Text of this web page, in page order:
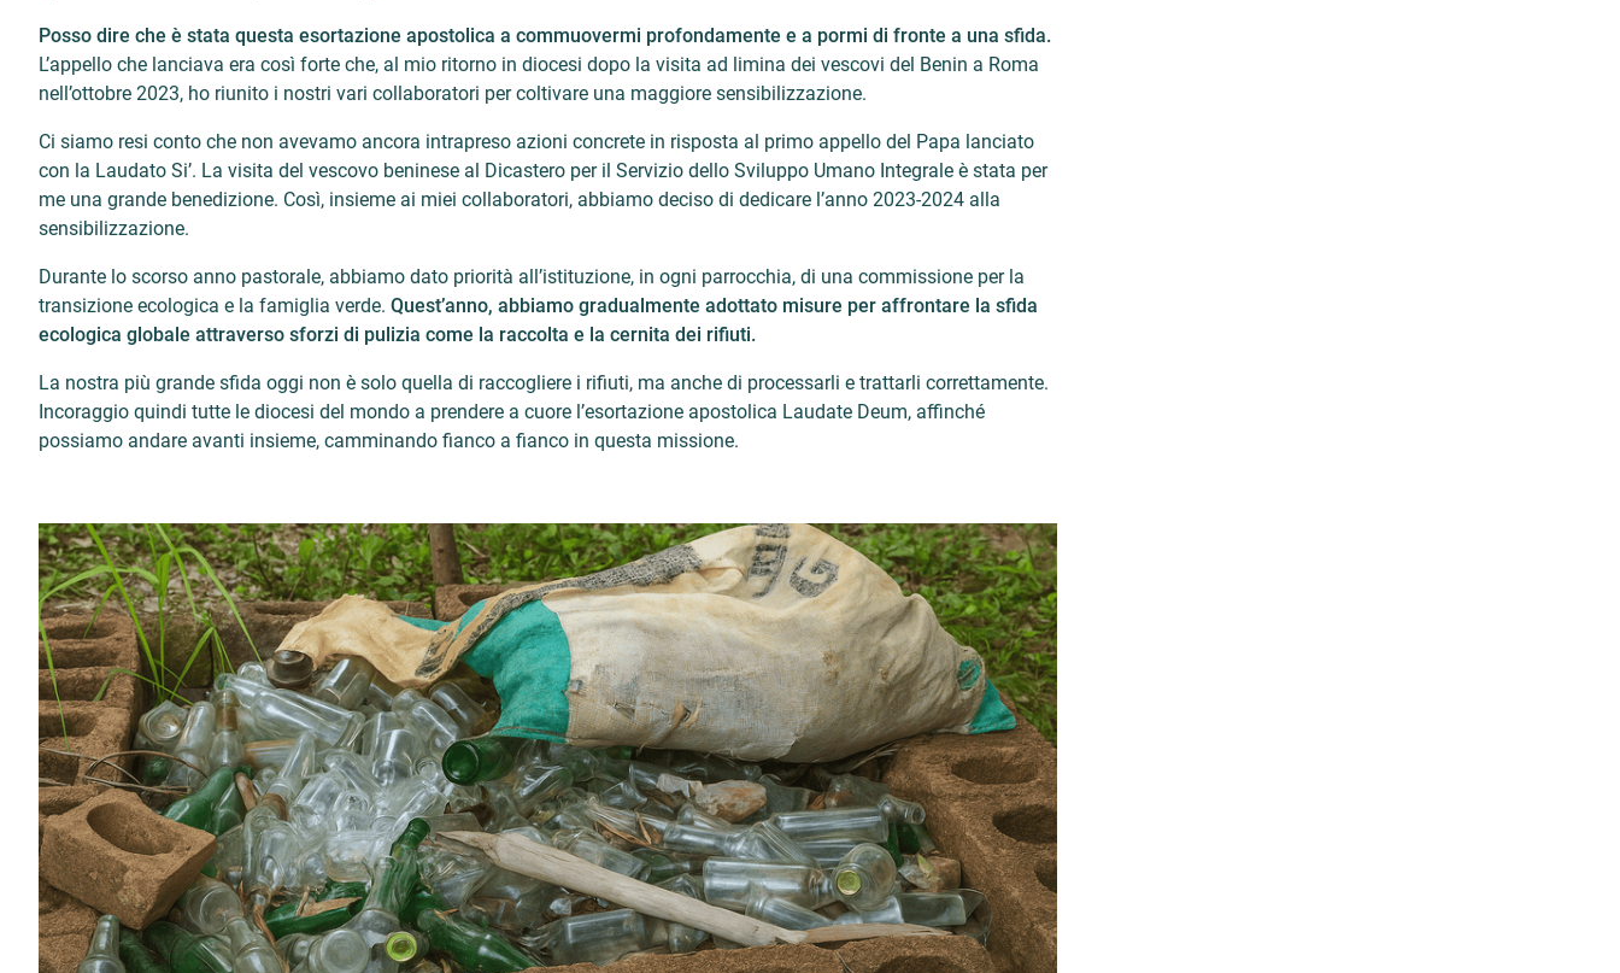
Posso dire che è stata questa esortazione apostolica a commuovermi profondamente e a pormi di fronte a una sfida.
L’appello che lanciava era così forte che, al mio ritorno in diocesi dopo la visita ad limina dei vescovi del Benin a Roma
nell’ottobre 2023, ho riunito i nostri vari collaboratori per coltivare una maggiore sensibilizzazione.
Ci siamo resi conto che non avevamo ancora intrapreso azioni concrete in risposta al primo appello del Papa lanciato
con la Laudato Si’. La visita del vescovo beninese al Dicastero per il Servizio dello Sviluppo Umano Integrale è stata per
me una grande benedizione. Così, insieme ai miei collaboratori, abbiamo deciso di dedicare l’anno 2023-2024 alla
sensibilizzazione.
Durante lo scorso anno pastorale, abbiamo dato priorità all’istituzione, in ogni parrocchia, di una commissione per la
transizione ecologica e la famiglia verde. Quest’anno, abbiamo gradualmente adottato misure per affrontare la sfida
ecologica globale attraverso sforzi di pulizia come la raccolta e la cernita dei rifiuti.
La nostra più grande sfida oggi non è solo quella di raccogliere i rifiuti, ma anche di processarli e trattarli correttamente.
Incoraggio quindi tutte le diocesi del mondo a prendere a cuore l’esortazione apostolica Laudate Deum, affinché
possiamo andare avanti insieme, camminando fianco a fianco in questa missione.